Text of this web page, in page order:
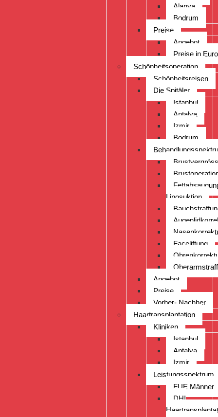
Alanya
Bodrum
Preise
Angebot
Preise in Euro
Schönheitsoperation
Schönheitsreisen
Die Spitäler
Istanbul
Antalya
Izmir
Bodrum
Liposuktion
Faceliftung
Angebot
Preise
Vorher- Nachher
Haartransplantation
Kliniken
Istanbul
Antalya
Izmir
Leistungsspektrum
FUE Männer
DHI